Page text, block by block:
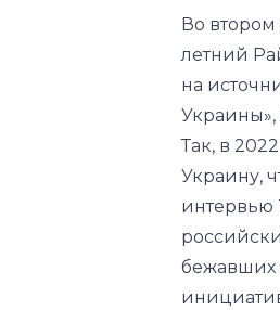
Украины»,
Так, в
Украину,
интервью
бежавших
По